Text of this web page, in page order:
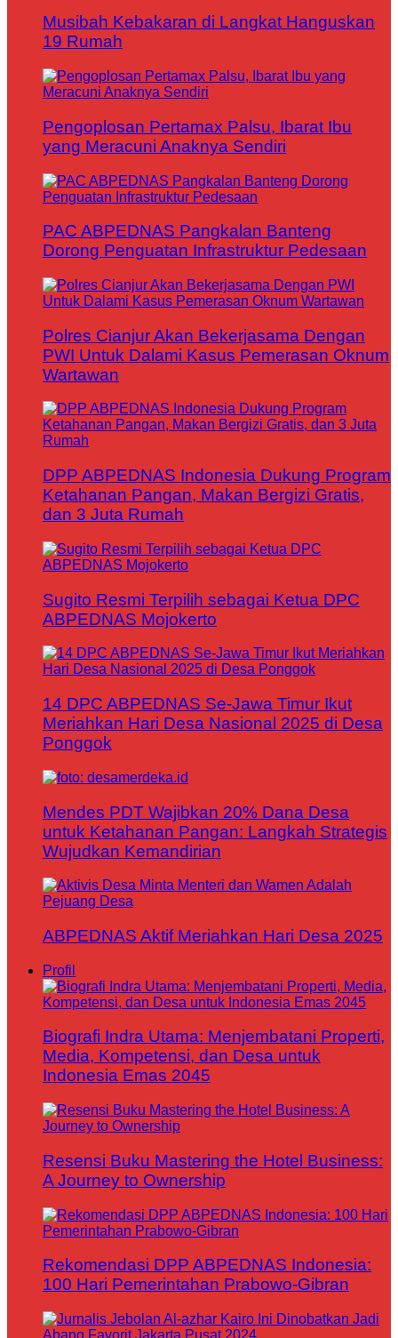
Musibah Kebakaran di Langkat Hanguskan
19 Rumah
Pengoplosan Pertamax Palsu, Ibarat Ibu
yang Meracuni Anaknya Sendiri
PAC ABPEDNAS Pangkalan Banteng
Dorong Penguatan Infrastruktur Pedesaan
Polres Cianjur Akan Bekerjasama Dengan
PWI Untuk Dalami Kasus Pemerasan Oknum
Wartawan
DPP ABPEDNAS Indonesia Dukung Program
Ketahanan Pangan, Makan Bergizi Gratis,
dan 3 Juta Rumah
Sugito Resmi Terpilih sebagai Ketua DPC
ABPEDNAS Mojokerto
14 DPC ABPEDNAS Se-Jawa Timur Ikut
Meriahkan Hari Desa Nasional 2025 di Desa
Ponggok
Mendes PDT Wajibkan 20% Dana Desa
untuk Ketahanan Pangan: Langkah Strategis
Wujudkan Kemandirian
ABPEDNAS Aktif Meriahkan Hari Desa 2025
Profil
Biografi Indra Utama: Menjembatani Properti,
Media, Kompetensi, dan Desa untuk
Indonesia Emas 2045
Resensi Buku Mastering the Hotel Business:
A Journey to Ownership
Rekomendasi DPP ABPEDNAS Indonesia:
100 Hari Pemerintahan Prabowo-Gibran